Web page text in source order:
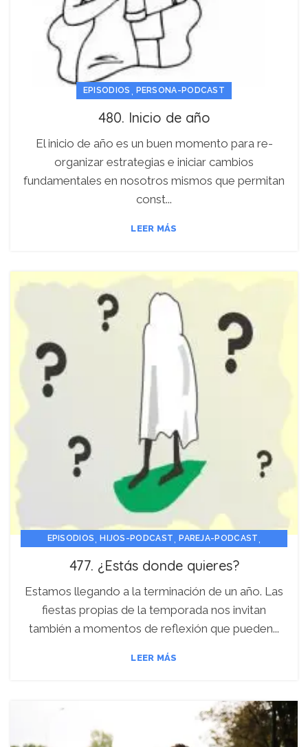
EPISODIOS , PERSONA-PODCAST
480. Inicio de año
El inicio de año es un buen momento para re-
organizar estrategias e iniciar cambios
fundamentales en nosotros mismos que permitan
const...
LEER MÁS
EPISODIOS ,HIJOS-PODCAST ,PAREJA-PODCAST
477. ¿Estás donde quieres?
Estamos llegando a la terminación de un año. Las
fiestas propias de la temporada nos invitan
también a momentos de reflexión que pueden...
LEER MÁS